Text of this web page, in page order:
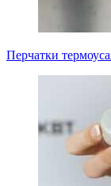
Перчатки